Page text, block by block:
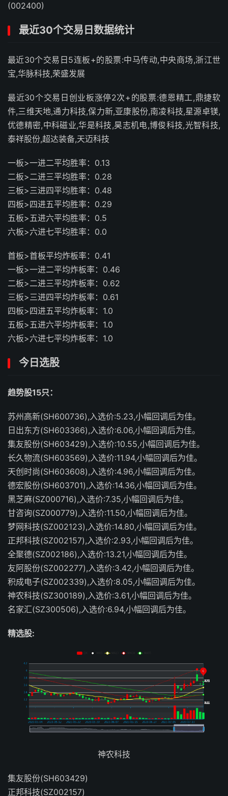
(002400)
最近30个交易日数据统计
最近30个交易日5连板+的股票:中马传动,中央商场,浙江世
宝,华脉科技,荣盛发展
最近30个交易日创业板涨停2次+的股票:德恩精工,鼎捷软
件,三维天地,通力科技,保力新,亚康股份,南凌科技,星源卓镁,
优德精密,中科磁业,华是科技,昊志机电,博俊科技,光智科技,
泰祥股份,超达装备,天迈科技
一板>一进二平均胜率：0.13
二板>二进三平均胜率：0.28
三板>三进四平均胜率：0.48
四板>四进五平均胜率：0.29
五板>五进六平均胜率：0.5
六板>六进七平均胜率：0.0
首板>首板平均炸板率：0.41
一板>一进二平均炸板率：0.46
二板>二进三平均炸板率：0.62
三板>三进四平均炸板率：0.61
四板>四进五平均炸板率：1.0
五板>五进六平均炸板率：1.0
六板>六进七平均炸板率：1.0
今日选股
趋势股15只：
苏州高新(SH600736),入选价:5.23,小幅回调后为佳。
日出东方(SH603366),入选价:6.06,小幅回调后为佳。
集友股份(SH603429),入选价:10.55,小幅回调后为佳。
长久物流(SH603569),入选价:11.94,小幅回调后为佳。
天创时尚(SH603608),入选价:4.96,小幅回调后为佳。
德宏股份(SH603701),入选价:14.36,小幅回调后为佳。
黑芝麻(SZ000716),入选价:7.35,小幅回调后为佳。
甘咨询(SZ000779),入选价:11.50,小幅回调后为佳。
梦网科技(SZ002123),入选价:14.80,小幅回调后为佳。
正邦科技(SZ002157),入选价:2.93,小幅回调后为佳。
全聚德(SZ002186),入选价:13.21,小幅回调后为佳。
友阿股份(SZ002277),入选价:3.42,小幅回调后为佳。
积成电子(SZ002339),入选价:8.05,小幅回调后为佳。
神农科技(SZ300189),入选价:3.61,小幅回调后为佳。
名家汇(SZ300506),入选价:6.94,小幅回调后为佳。
精选股:
神农科技
集友股份(SH603429)
正邦科技(SZ002157)